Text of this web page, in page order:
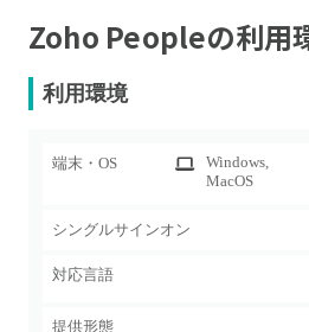
Zoho Peopleの利用
利用環境
端末・OS Windows,
MacOS
シングルサインオン
対応言語
提供形態